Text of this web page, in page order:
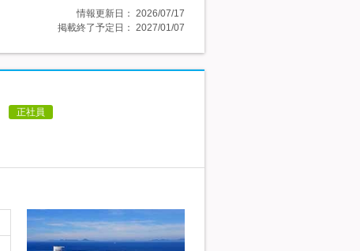
情報更新日： 2026/07/17
掲載終了予定日： 2027/01/07
正社員